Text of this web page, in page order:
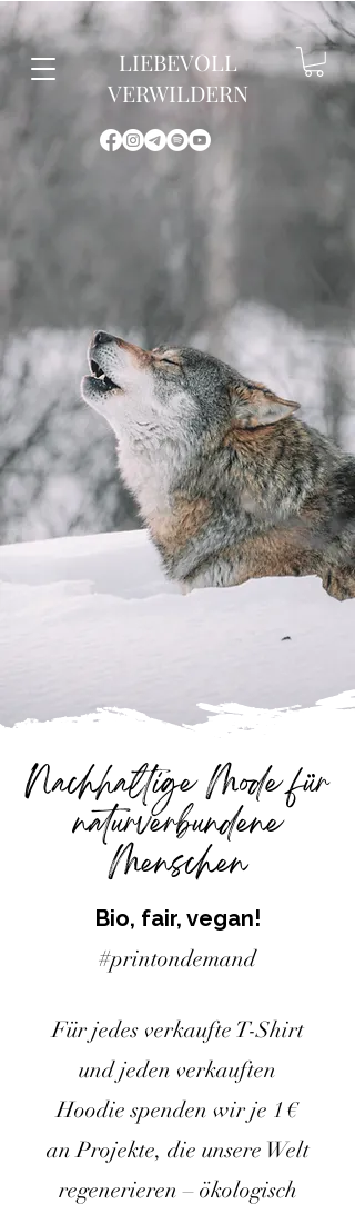
LIEBEVOLL
VERWILDERN
Nachhaltige Mode für
naturverbundene
Menschen
Bio, fair, vegan!
#printondemand
Für jedes verkaufte T-Shirt
und jeden verkauften
Hoodie spenden wir je 1 €
an Projekte, die unsere Welt
regenerieren – ökologisch